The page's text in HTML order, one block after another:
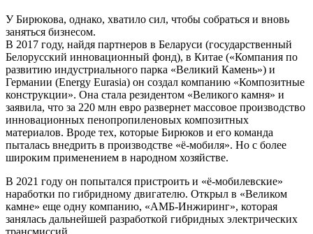
У Бирюкова, однако, хватило сил, чтобы собраться и вновь
заняться бизнесом.
В 2017 году, найдя партнеров в Беларуси (государственный
Белорусский инновационный фонд), в Китае («Компания по
развитию индустриального парка «Великий Камень») и
Германии (Energy Eurasia) он создал компанию «Композитные
конструкции». Она стала резидентом «Великого камня» и
заявила, что за 220 млн евро развернет массовое производство
инновационных пенопропиленовых композитных
материалов. Вроде тех, которые Бирюков и его команда
пыталась внедрить в производстве «ё-мобиля». Но с более
широким применением в народном хозяйстве.
В 2021 году он попытался пристроить и «ё-мобилевские»
наработки по гибридному двигателю. Открыл в «Великом
камне» еще одну компанию, «АМБ-Инжиринг», которая
занялась дальнейшей разработкой гибридных электрических